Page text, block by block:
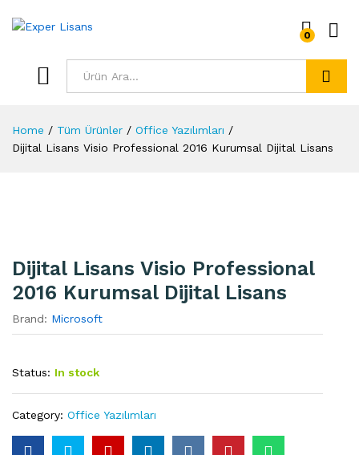
0
Home / Tüm Ürünler / Office Yazılımları /
Dijital Lisans Visio Professional 2016 Kurumsal Dijital Lisans
Dijital Lisans Visio Professional
2016 Kurumsal Dijital Lisans
Brand: Microsoft
Status: In stock
Category: Office Yazılımları